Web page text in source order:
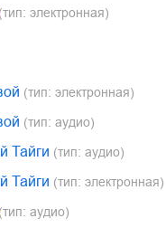
(тип: электронная)
(тип: электронная)
(тип: аудио)
Тайги (тип: аудио)
Тайги (тип: электронная)
(тип: аудио)